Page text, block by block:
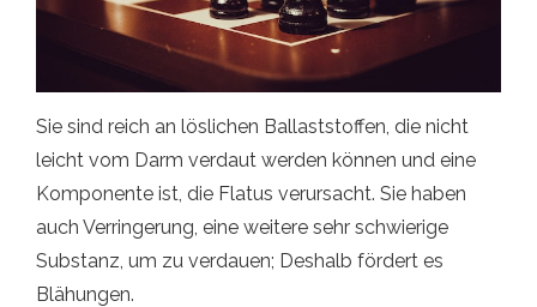
Sie sind reich an löslichen Ballaststoffen, die nicht
leicht vom Darm verdaut werden können und eine
Komponente ist, die Flatus verursacht. Sie haben
auch Verringerung, eine weitere sehr schwierige
Substanz, um zu verdauen; Deshalb fördert es
Blähungen.